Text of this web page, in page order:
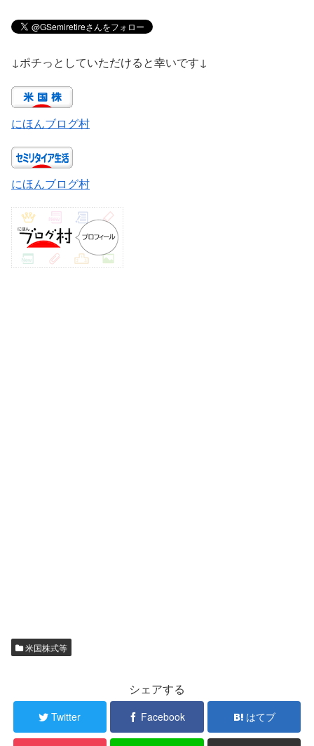
↓ポチっとしていただけると幸いです↓
にほんブログ村
にほんブログ村
米国株式等
シェアする
Twitter Facebook はてブ